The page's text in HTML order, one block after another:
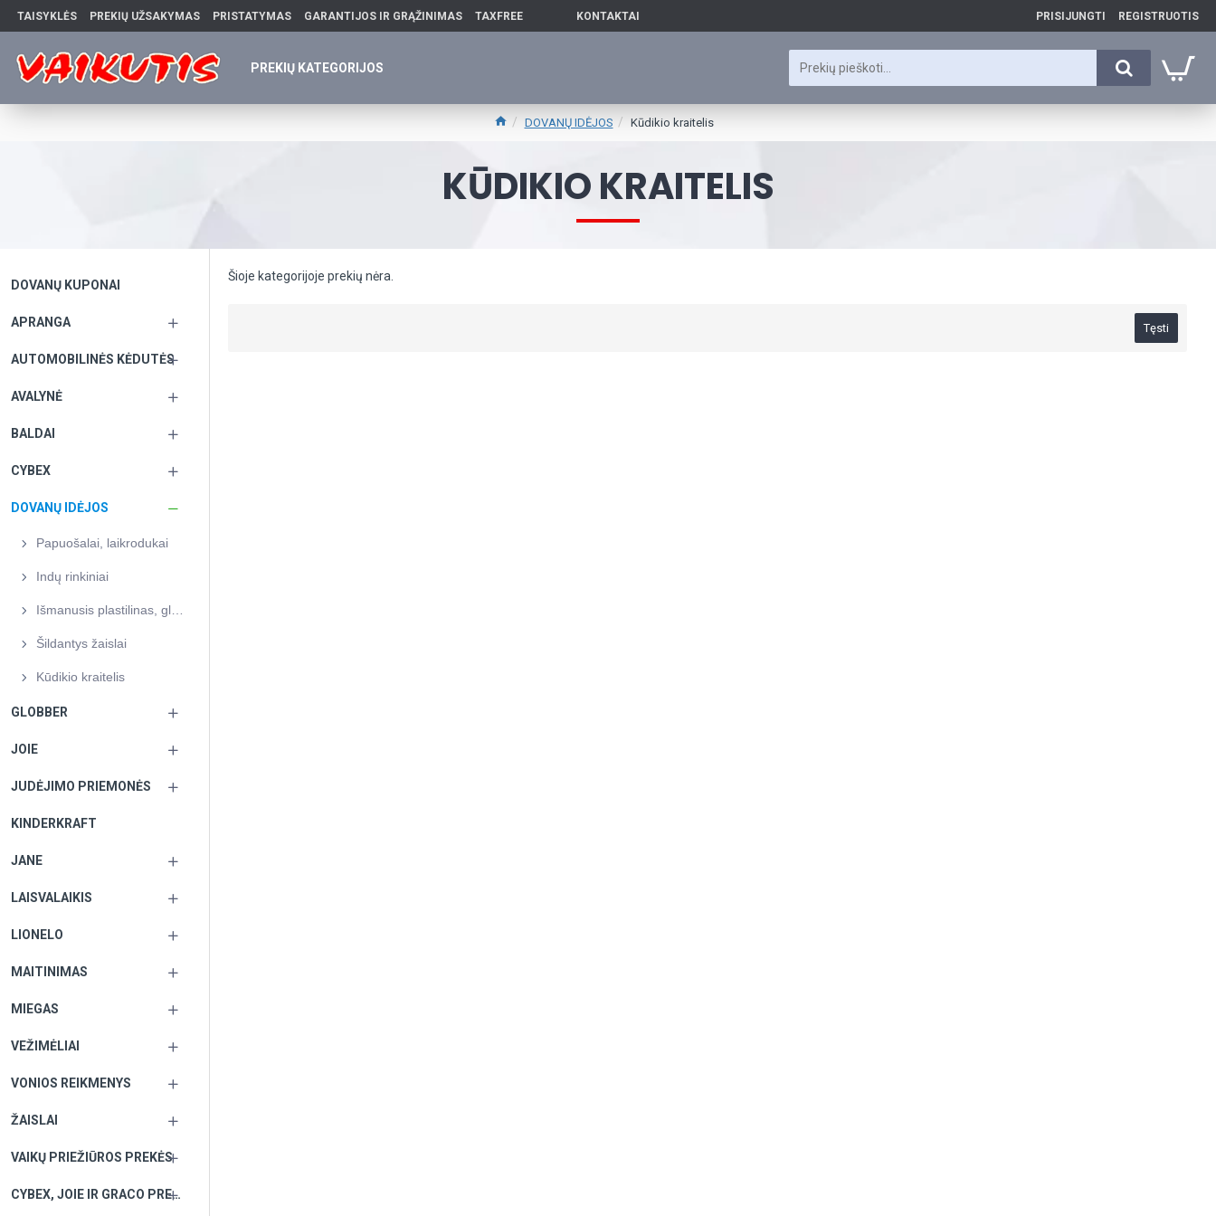
TAISYKLĖS PREKIŲ UŽSAKYMAS PRISTATYMAS GARANTIJOS IR GRĄŽINIMAS TAXFREE KONTAKTAI PRISIJUNGTI REGISTRUOTIS
PREKIŲ KATEGORIJOS
DOVANŲ IDĖJOS Kūdikio kraitelis
KŪDIKIO KRAITELIS
DOVANŲ KUPONAI
APRANGA
AUTOMOBILINĖS KĖDUTĖS
AVALYNĖ
BALDAI
CYBEX
DOVANŲ IDĖJOS
Papuošalai, laikrodukai
Indų rinkiniai
Šildantys žaislai
Kūdikio kraitelis
GLOBBER
JOIE
JUDĖJIMO PRIEMONĖS
KINDERKRAFT
JANE
LAISVALAIKIS
LIONELO
MAITINIMAS
MIEGAS
VEŽIMĖLIAI
VONIOS REIKMENYS
ŽAISLAI
VAIKŲ PRIEŽIŪROS PREKĖS
CYBEX, JOIE IR GRACO PREKĖS PAGAL UŽSAKYMĄ
Šioje kategorijoje prekių nėra.
Tęsti